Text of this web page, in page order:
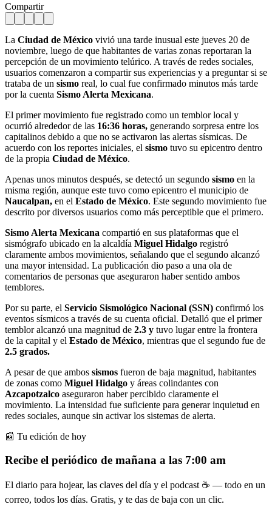
Compartir
La Ciudad de México vivió una tarde inusual este jueves 20 de
noviembre, luego de que habitantes de varias zonas reportaran la
percepción de un movimiento telúrico. A través de redes sociales,
usuarios comenzaron a compartir sus experiencias y a preguntar si se
trataba de un sismo real, lo cual fue confirmado minutos más tarde
por la cuenta Sismo Alerta Mexicana.
El primer movimiento fue registrado como un temblor local y
ocurrió alrededor de las 16:36 horas, generando sorpresa entre los
capitalinos debido a que no se activaron las alertas sísmicas. De
acuerdo con los reportes iniciales, el sismo tuvo su epicentro dentro
de la propia Ciudad de México.
Apenas unos minutos después, se detectó un segundo sismo en la
misma región, aunque este tuvo como epicentro el municipio de
Naucalpan, en el Estado de México. Este segundo movimiento fue
descrito por diversos usuarios como más perceptible que el primero.
Sismo Alerta Mexicana compartió en sus plataformas que el
sismógrafo ubicado en la alcaldía Miguel Hidalgo registró
claramente ambos movimientos, señalando que el segundo alcanzó
una mayor intensidad. La publicación dio paso a una ola de
comentarios de personas que aseguraron haber sentido ambos
temblores.
Por su parte, el Servicio Sismológico Nacional (SSN) confirmó los
eventos sísmicos a través de su cuenta oficial. Detalló que el primer
temblor alcanzó una magnitud de 2.3 y tuvo lugar entre la frontera
de la capital y el Estado de México, mientras que el segundo fue de
2.5 grados.
A pesar de que ambos sismos fueron de baja magnitud, habitantes
de zonas como Miguel Hidalgo y áreas colindantes con
Azcapotzalco aseguraron haber percibido claramente el
movimiento. La intensidad fue suficiente para generar inquietud en
redes sociales, aunque sin activar los sistemas de alerta.
📰 Tu edición de hoy
Recibe el periódico de mañana a las 7:00 am
El diario para hojear, las claves del día y el podcast ☕ — todo en un
correo, todos los días. Gratis, y te das de baja con un clic.